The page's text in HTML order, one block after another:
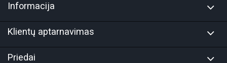
Informacija
Klientų aptarnavimas
Priedai